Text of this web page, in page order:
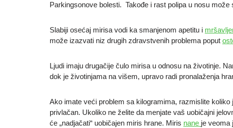
Parkingsonove bolesti. Takođe i rast polipa u nosu može
Slabiji osećaj mirisa vodi ka smanjenom apetitu i
može izazvati niz drugih zdravstvenih problema poput
Ljudi imaju drugačije čulo mirisa u odnosu na životinje.
dok je životinjama na višem, upravo radi pronalaženja
Ako imate veći problem sa kilogramima, razmislite
privlačan. Ukoliko ne želite da menjate vaš uobičajni
će „nadjačati“ uobičajen miris hrane. Miris nane je veoma